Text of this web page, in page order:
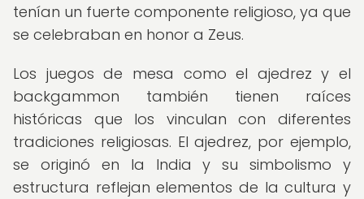
tenían un fuerte componente religioso, ya que
se celebraban en honor a Zeus.
Los juegos de mesa como el ajedrez y el
backgammon también tienen raíces
históricas que los vinculan con diferentes
tradiciones religiosas. El ajedrez, por ejemplo,
se originó en la India y su simbolismo y
estructura reflejan elementos de la cultura y